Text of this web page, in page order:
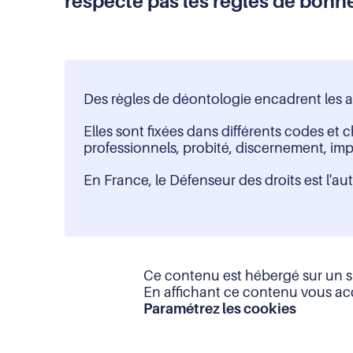
(URL)
Des règles de déontologie encadrent les
Elles sont fixées dans différents codes et
professionnels, probité, discernement,
En France, le Défenseur des droits est
Ce contenu est hébergé sur un
En affichant ce contenu vous
Paramétrez les cookies